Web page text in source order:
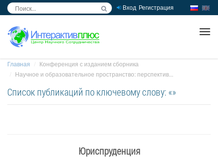
Вход Регистрация
Главная
Конференция с изданием сборника
Научное и образовательное пространство: перспектив...
Список публикаций по ключевому слову: «»
Юриспруденция